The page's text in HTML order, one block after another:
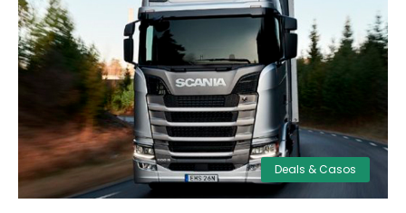
Deals & Casos